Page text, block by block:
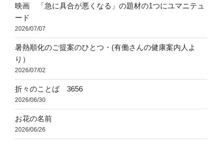
映画 「急に具合が悪くなる」の題材の1つにユマニテュ
ード
2026/07/07
暑熱順化のご提案のひとつ・(有働さんの健康案内人よ
り）
2026/07/02
折々のことば 3656
2026/06/30
お花の名前
2026/06/26